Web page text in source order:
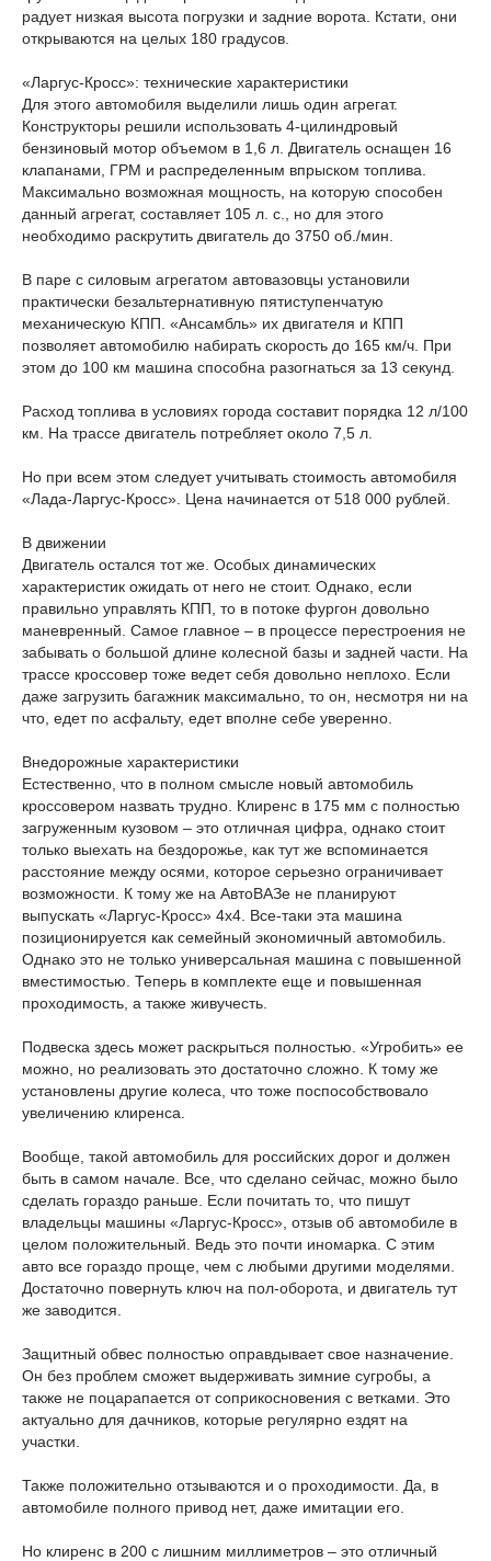
радует низкая высота погрузки и задние ворота. Кстати, они
открываются на целых 180 градусов.
«Ларгус-Кросс»: технические характеристики
Для этого автомобиля выделили лишь один агрегат.
Конструкторы решили использовать 4-цилиндровый
бензиновый мотор объемом в 1,6 л. Двигатель оснащен 16
клапанами, ГРМ и распределенным впрыском топлива.
Максимально возможная мощность, на которую способен
данный агрегат, составляет 105 л. с., но для этого
необходимо раскрутить двигатель до 3750 об./мин.
В паре с силовым агрегатом автовазовцы установили
практически безальтернативную пятиступенчатую
механическую КПП. «Ансамбль» их двигателя и КПП
позволяет автомобилю набирать скорость до 165 км/ч. При
этом до 100 км машина способна разогнаться за 13 секунд.
Расход топлива в условиях города составит порядка 12 л/100
км. На трассе двигатель потребляет около 7,5 л.
Но при всем этом следует учитывать стоимость автомобиля
«Лада-Ларгус-Кросс». Цена начинается от 518 000 рублей.
В движении
Двигатель остался тот же. Особых динамических
характеристик ожидать от него не стоит. Однако, если
правильно управлять КПП, то в потоке фургон довольно
маневренный. Самое главное – в процессе перестроения не
забывать о большой длине колесной базы и задней части. На
трассе кроссовер тоже ведет себя довольно неплохо. Если
даже загрузить багажник максимально, то он, несмотря ни на
что, едет по асфальту, едет вполне себе уверенно.
Внедорожные характеристики
Естественно, что в полном смысле новый автомобиль
кроссовером назвать трудно. Клиренс в 175 мм с полностью
загруженным кузовом – это отличная цифра, однако стоит
только выехать на бездорожье, как тут же вспоминается
расстояние между осями, которое серьезно ограничивает
возможности. К тому же на АвтоВАЗе не планируют
выпускать «Ларгус-Кросс» 4х4. Все-таки эта машина
позиционируется как семейный экономичный автомобиль.
Однако это не только универсальная машина с повышенной
вместимостью. Теперь в комплекте еще и повышенная
проходимость, а также живучесть.
Подвеска здесь может раскрыться полностью. «Угробить» ее
можно, но реализовать это достаточно сложно. К тому же
установлены другие колеса, что тоже поспособствовало
увеличению клиренса.
Вообще, такой автомобиль для российских дорог и должен
быть в самом начале. Все, что сделано сейчас, можно было
сделать гораздо раньше. Если почитать то, что пишут
владельцы машины «Ларгус-Кросс», отзыв об автомобиле в
целом положительный. Ведь это почти иномарка. С этим
авто все гораздо проще, чем с любыми другими моделями.
Достаточно повернуть ключ на пол-оборота, и двигатель тут
же заводится.
Защитный обвес полностью оправдывает свое назначение.
Он без проблем сможет выдерживать зимние сугробы, а
также не поцарапается от соприкосновения с ветками. Это
актуально для дачников, которые регулярно ездят на
участки.
Также положительно отзываются и о проходимости. Да, в
автомобиле полного привод нет, даже имитации его.
Но клиренс в 200 с лишним миллиметров – это отличный